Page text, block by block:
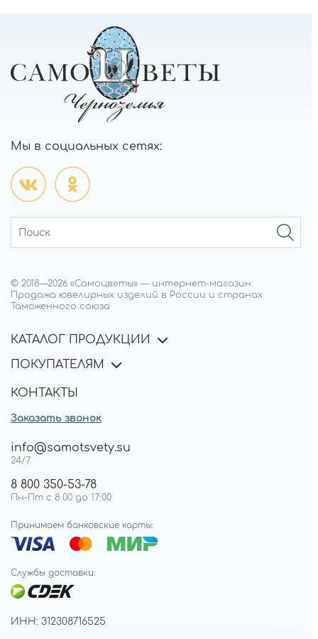
Мы в социальных сетях:
© 2018—2026 «Самоцветы» — интернет-магазин.
Продажа ювелирных изделий в России и странах
Таможенного союза
КАТАЛОГ ПРОДУКЦИИ
ПОКУПАТЕЛЯМ
КОНТАКТЫ
Заказать звонок
info@samotsvety.su
24/7
8 800 350-53-78
Пн-Пт с 8:00 до 17:00
Принимаем банковские карты:
Службы доставки:
ИНН: 312308716525